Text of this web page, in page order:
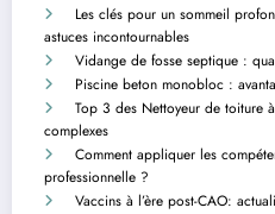
Les clés pour un sommeil
astuces incontournables
Vidange de fosse septique :
Piscine beton monobloc :
Top 3 des Nettoyeur de toiture
complexes
Comment appliquer les
professionnelle ?
Vaccins à l’ère post-CAO: